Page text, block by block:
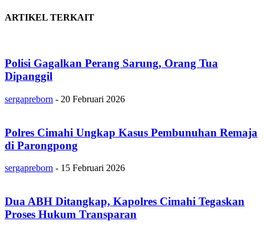
ARTIKEL TERKAIT
Polisi Gagalkan Perang Sarung, Orang Tua
Dipanggil
sergapreborn - 20 Februari 2026
Polres Cimahi Ungkap Kasus Pembunuhan Remaja
di Parongpong
sergapreborn - 15 Februari 2026
Dua ABH Ditangkap, Kapolres Cimahi Tegaskan
Proses Hukum Transparan